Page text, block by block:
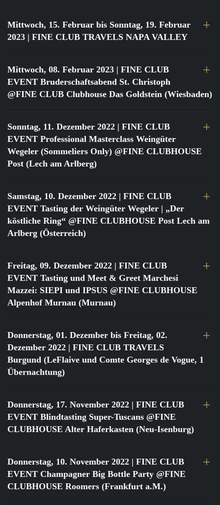
Mittwoch, 15. Februar bis Sonntag, 19. Februar
2023 | FINE CLUB TRAVELS NAPA VALLEY
Mittwoch, 08. Februar 2023 | FINE CLUB
EVENT Bruderschaftsabend St. Christoph
@FINE CLUB Clubhouse Das Goldstein (Wiesbaden)
Sonntag, 11. Dezember 2022 | FINE CLUB
EVENT Professional Masterclass Weingüter
Wegeler (Sommeliers Only) @FINE CLUBHOUSE
Post (Lech am Arlberg)
Samstag, 10. Dezember 2022 | FINE CLUB
EVENT Tasting der Weingüter Wegeler | „Der
köstliche Ring“ @FINE CLUBHOUSE Post Lech am
Arlberg (Österreich)
Freitag, 09. Dezember 2022 | FINE CLUB
EVENT Tasting und Meet & Greet Marchesi
Mazzei: SIEPI und IPSUS @FINE CLUBHOUSE
Alpenhof Murnau (Murnau)
Donnerstag, 01. Dezember bis Freitag, 02.
Dezember 2022 | FINE CLUB TRAVELS
Burgund (LeFlaive und Comte Georges de Vogue, 1
Übernachtung)
Donnerstag, 17. November 2022 | FINE CLUB
EVENT Blindtasting Super-Tuscans @FINE
CLUBHOUSE Alter Haferkasten (Neu-Isenburg)
Donnerstag, 10. November 2022 | FINE CLUB
EVENT Champagner Big Bottle Party @FINE
CLUBHOUSE Roomers (Frankfurt a.M.)